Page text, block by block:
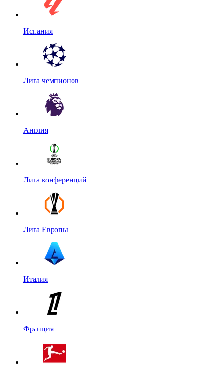
Испания
Лига чемпионов
Англия
Лига конференций
Лига Европы
Италия
Франция